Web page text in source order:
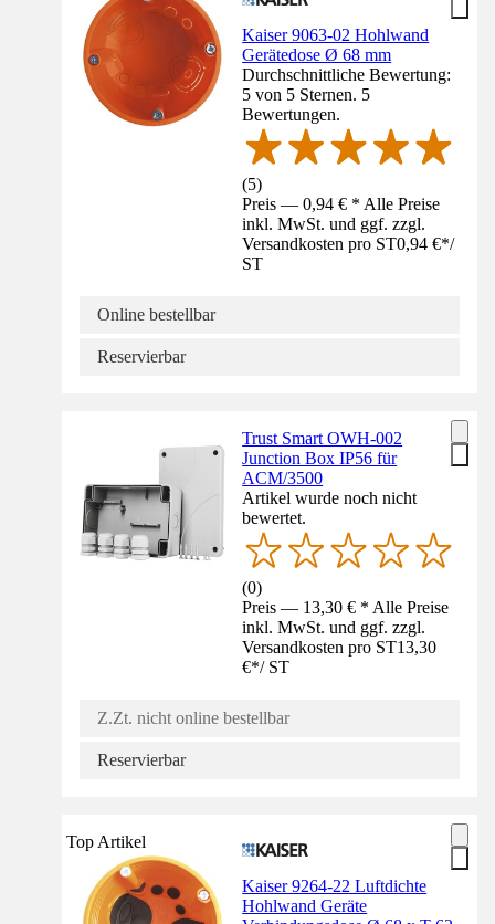
Kaiser 9063-02 Hohlwand
Gerätedose Ø 68 mm
Durchschnittliche Bewertung:
5 von 5 Sternen. 5
Bewertungen.
(5)
Preis — 0,94 € * Alle Preise
inkl. MwSt. und ggf. zzgl.
Versandkosten pro ST0,94 €*/
ST
Online bestellbar
Reservierbar
Trust Smart OWH-002
Junction Box IP56 für
ACM/3500
Artikel wurde noch nicht
bewertet.
(0)
Preis — 13,30 € * Alle Preise
inkl. MwSt. und ggf. zzgl.
Versandkosten pro ST13,30
€*/ ST
Z.Zt. nicht online bestellbar
Reservierbar
Top Artikel
Kaiser 9264-22 Luftdichte
Hohlwand Geräte